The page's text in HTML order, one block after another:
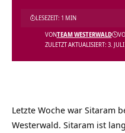
ZULETZT AKTUALISIERT: 3.
VONTEAM WESTERWALD
LESEZEIT: 1 MIN
Letzte Woche war Sitaram
Westerwald. Sitaram ist